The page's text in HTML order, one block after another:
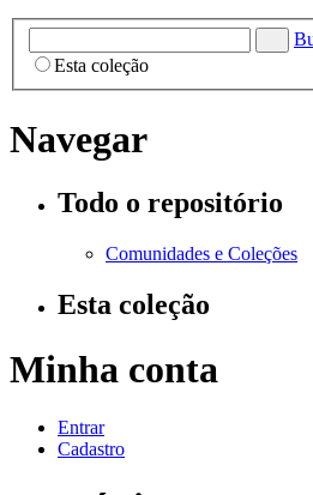
Esta coleção
Navegar
Todo o repositório
Comunidades e Coleções
Esta coleção
Minha conta
Entrar
Cadastro